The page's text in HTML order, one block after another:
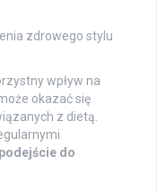
zdrowego stylu
wpływ na
może okazać się
z dietą.
do